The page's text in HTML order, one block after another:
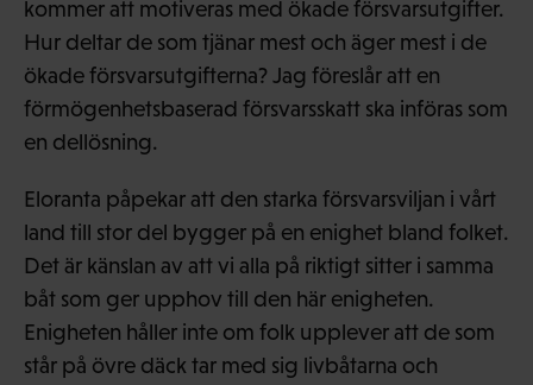
kommer att motiveras med ökade försvarsutgifter.
Hur deltar de som tjänar mest och äger mest i de
ökade försvarsutgifterna? Jag föreslår att en
förmögenhetsbaserad försvarsskatt ska införas som
en dellösning.
Eloranta påpekar att den starka försvarsviljan i vårt
land till stor del bygger på en enighet bland folket.
Det är känslan av att vi alla på riktigt sitter i samma
båt som ger upphov till den här enigheten.
Enigheten håller inte om folk upplever att de som
står på övre däck tar med sig livbåtarna och